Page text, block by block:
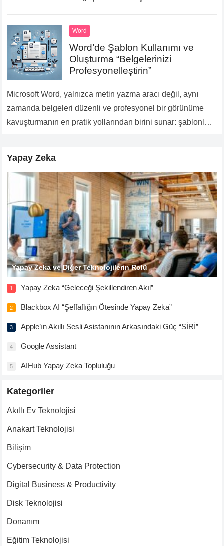
özellikler arasında yer alır. Bu…
Word
Word’de Şablon Kullanımı ve
Oluşturma “Belgelerinizi
Profesyonelleştirin”
Microsoft Word, yalnızca metin yazma aracı değil, aynı
zamanda belgeleri düzenli ve profesyonel bir görünüme
kavuşturmanın en pratik yollarından birini sunar: şablonlar.
Yapay Zeka
Yapay Zeka ve Diğer Teknolojilerin Rolü
1 Yapay Zeka “Geleceği Şekillendiren Akıl”
2 Blackbox AI “Şeffaflığın Ötesinde Yapay Zeka”
3 Apple’ın Akıllı Sesli Asistanının Arkasındaki Güç “SİRİ”
4 Google Assistant
5 AIHub Yapay Zeka Topluluğu
Kategoriler
Akıllı Ev Teknolojisi
Anakart Teknolojisi
Bilişim
Cybersecurity & Data Protection
Digital Business & Productivity
Disk Teknolojisi
Donanım
Eğitim Teknolojisi